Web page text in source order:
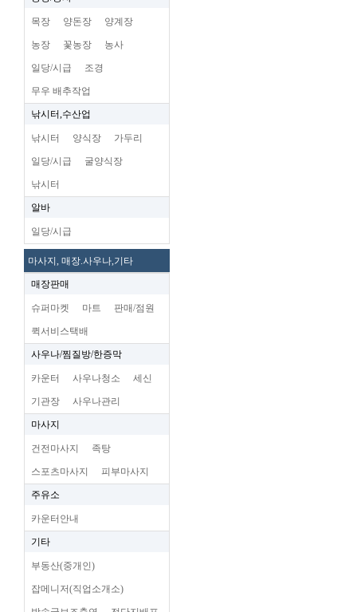
목장 양돈장 양계장
농장 꽃농장 농사
일당/시급 조경
무우 배추작업
낚시터,수산업
낚시터 양식장 가두리
일당/시급 굴양식장
낚시터
알바
일당/시급
마사지, 매장.사우나,기타
매장판매
슈퍼마켓 마트 판매/점원
퀵서비스택배
사우나/찜질방/한증막
카운터 사우나청소 세신
기관장 사우나관리
마사지
건전마사지 족탕
스포츠마사지 피부마사지
주유소
카운터안내
기타
부동산(중개인)
잡메니저(직업소개소)